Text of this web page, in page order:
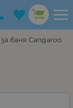
баня Cangaroo